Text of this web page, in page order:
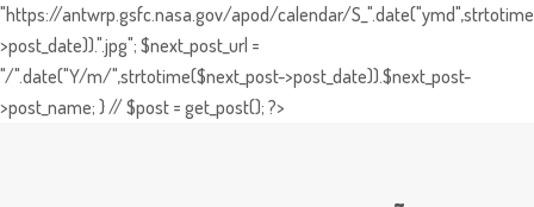
"https://antwrp.gsfc.nasa.gov/apod/calendar/
>post_date)).".jpg"; $next_post_url =
"/".date("Y/m/",strtotime($next_post->post_date)).$next_post-
>post_name; } // $post = get_post(); ?>